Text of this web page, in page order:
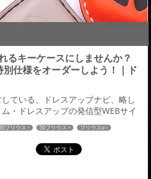
るキーケースにしませんか？
仕様をオーダーしよう！｜ド
ている、ドレスアップナビ、略し
・ドレスアップの発信型WEBサイ
ケース」の記事が掲載されました
。 国産高級皮革の姫路レザーを採
んと896種 →続きはこちら←ドレナ
一覧はこちら≫
プリウス 50プリウス
プリウスα
CX-5 ドレナビ